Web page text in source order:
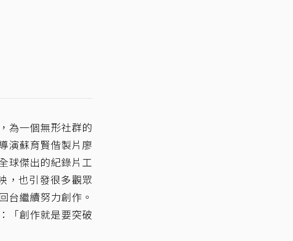
為一個無形社群的
演蘇育賢偕製片廖
球傑出的紀錄片工
，也引發很多觀眾
台繼續努力創作。
「創作就是要突破